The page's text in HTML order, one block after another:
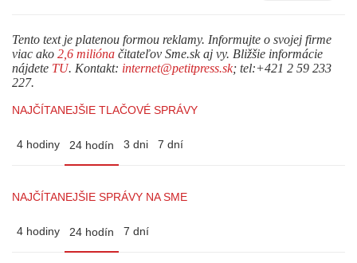
Tento text je platenou formou reklamy. Informujte o svojej firme
viac ako 2,6 milióna čitateľov Sme.sk aj vy. Bližšie informácie
nájdete TU. Kontakt: internet@petitpress.sk; tel:+421 2 59 233
227.
NAJČÍTANEJŠIE TLAČOVÉ SPRÁVY
4 hodiny 24 hodín 3 dni 7 dní
NAJČÍTANEJŠIE SPRÁVY NA SME
4 hodiny 24 hodín 7 dní